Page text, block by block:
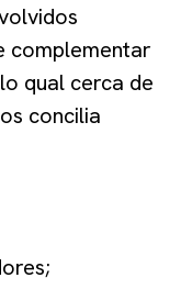
complementar
qual cerca de
concilia